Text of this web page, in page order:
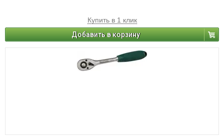
Купить в 1 клик
Добавить в корзину